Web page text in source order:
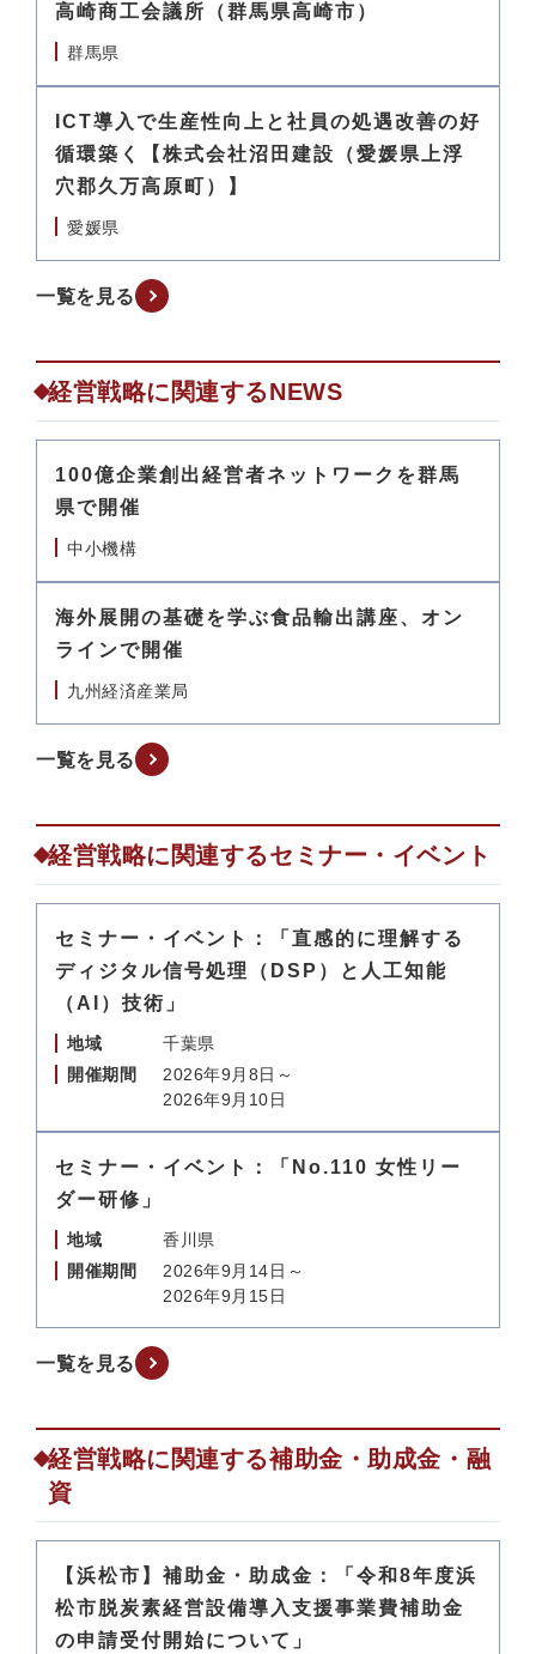
高崎商工会議所（群馬県高崎市）
群馬県
ICT導入で生産性向上と社員の処遇改善の好
循環築く【株式会社沼田建設（愛媛県上浮
穴郡久万高原町）】
愛媛県
一覧を見る
経営戦略に関連するNEWS
100億企業創出経営者ネットワークを群馬
県で開催
中小機構
海外展開の基礎を学ぶ食品輸出講座、オン
ラインで開催
九州経済産業局
一覧を見る
経営戦略に関連するセミナー・イベント
セミナー・イベント：「直感的に理解する
ディジタル信号処理（DSP）と人工知能
（AI）技術」
地域
千葉県
開催期間
2026年9月8日～
2026年9月10日
セミナー・イベント：「No.110 女性リー
ダー研修」
地域
香川県
開催期間
2026年9月14日～
2026年9月15日
一覧を見る
経営戦略に関連する補助金・助成金・融
資
【浜松市】補助金・助成金：「令和8年度浜
松市脱炭素経営設備導入支援事業費補助金
の申請受付開始について」